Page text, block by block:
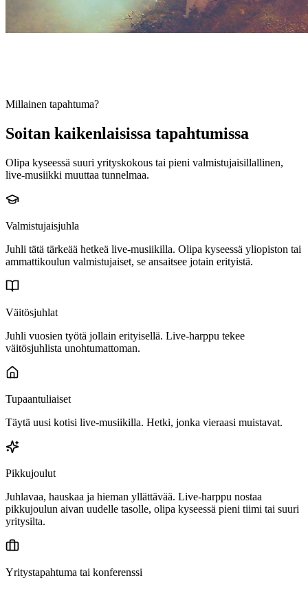
Millainen tapahtuma?
Soitan kaikenlaisissa tapahtumissa
Olipa kyseessä suuri yrityskokous tai pieni valmistujaisillallinen,
live-musiikki muuttaa tunnelmaa.
Valmistujaisjuhla
Juhli tätä tärkeää hetkeä live-musiikilla. Olipa kyseessä yliopiston tai
ammattikoulun valmistujaiset, se ansaitsee jotain erityistä.
Väitösjuhlat
Juhli vuosien työtä jollain erityisellä. Live-harppu tekee
väitösjuhlista unohtumattoman.
Tupaantuliaiset
Täytä uusi kotisi live-musiikilla. Hetki, jonka vieraasi muistavat.
Pikkujoulut
Juhlavaa, hauskaa ja hieman yllättävää. Live-harppu nostaa
pikkujoulun aivan uudelle tasolle, olipa kyseessä pieni tiimi tai suuri
yritysilta.
Yritystapahtuma tai konferenssi